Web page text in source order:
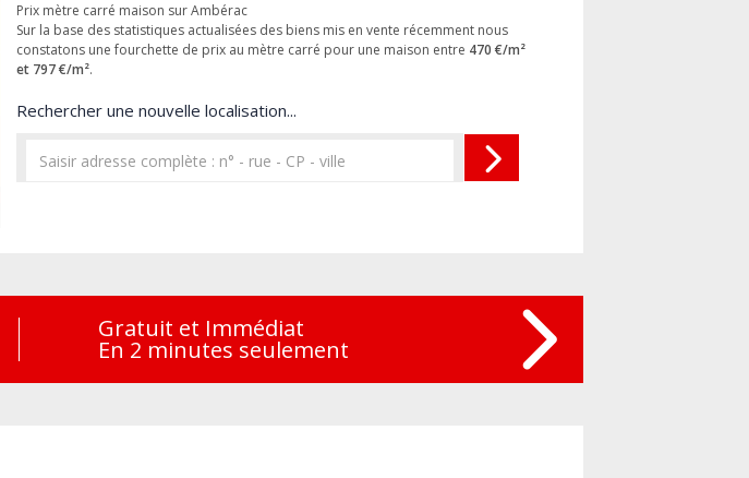
Prix mètre carré maison sur Ambérac
Sur la base des statistiques actualisées des biens mis en vente récemment nous
constatons une fourchette de prix au mètre carré pour une maison entre 470 €/m²
et 797 €/m².
Rechercher une nouvelle localisation...
Gratuit et Immédiat
En 2 minutes seulement